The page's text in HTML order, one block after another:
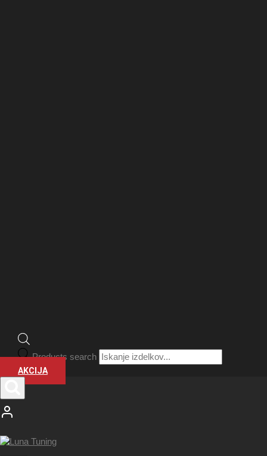
Products search
AKCIJA